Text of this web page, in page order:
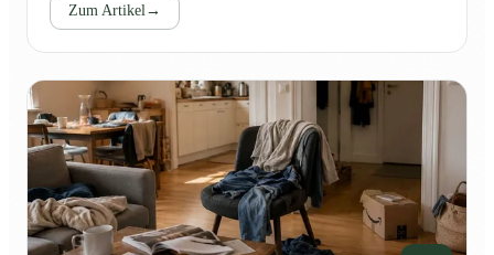
Zum Artikel →